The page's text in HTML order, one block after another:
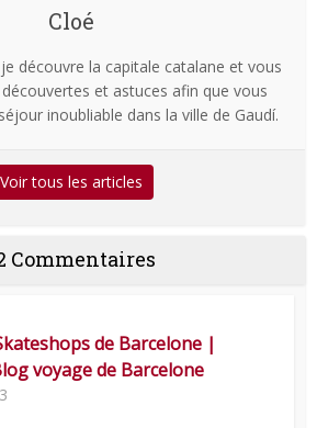
Cloé
découvre la capitale catalane et vous
et astuces afin que vous
inoubliable dans la ville de Gaudí.
Voir tous les articles
Commentaires
de Barcelone |
voyage de Barcelone